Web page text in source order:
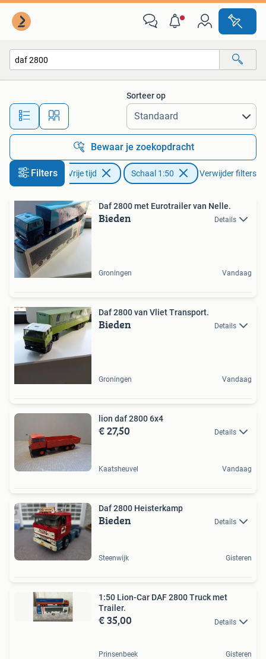
Alle afstanden…
Sorteer op
Bewaar je zoekopdracht
Filters
Hobby en Vrije tijd Schaal 1:50 Verwijder filters
Daf 2800 met Eurotrailer van Nelle.
Bieden Details
Groningen Vandaag
Daf 2800 van Vliet Transport.
Bieden Details
Groningen Vandaag
lion daf 2800 6x4
€ 27,50 Details
Kaatsheuvel Vandaag
Daf 2800 Heisterkamp
Bieden Details
Steenwijk Gisteren
1:50 Lion-Car DAF 2800 Truck met
Trailer.
€ 35,00 Details
Prinsenbeek Gisteren